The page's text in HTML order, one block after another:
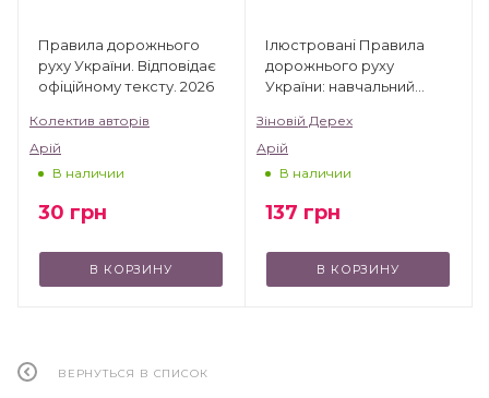
Правила дорожнього
руху України. Відповідає
офіційному тексту. 2026
Колектив авторів
Арій
В наличии
30 грн
В КОРЗИНУ
Ілюстровані Правила
дорожнього руху
України: навчальний
Зіновій Дерех
Арій
В наличии
137 грн
В КОРЗИНУ
ВЕРНУТЬСЯ В СПИСОК